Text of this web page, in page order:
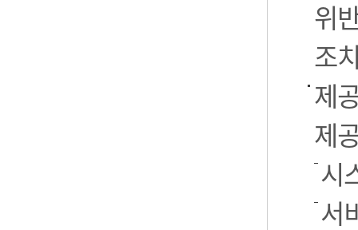
위
조
제
제
시
서